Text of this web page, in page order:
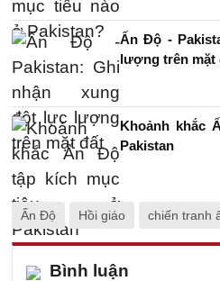
Ấn Độ -
lượng trên mặt
Khoảnh khắc
Pakistan
Ấn Độ Hồi giáo chiến tranh
Bình luận